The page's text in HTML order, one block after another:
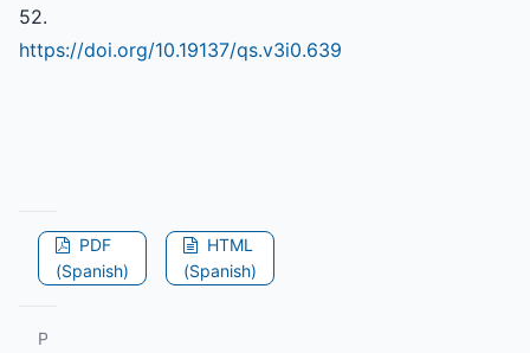
52.
https://doi.org/10.19137/qs.v3i0.639
PDF
(Spanish)
HTML
(Spanish)
P